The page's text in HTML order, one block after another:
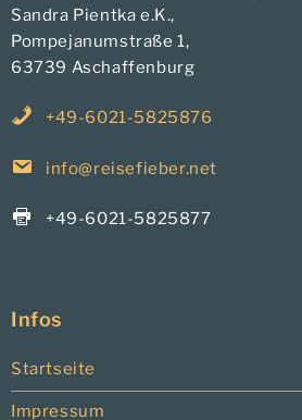
Sandra Pientka e.K.,
Pompejanumstraße 1,
63739 Aschaffenburg
+49-6021-5825876
info@reisefieber.net
+49-6021-5825877
Infos
Startseite
Impressum